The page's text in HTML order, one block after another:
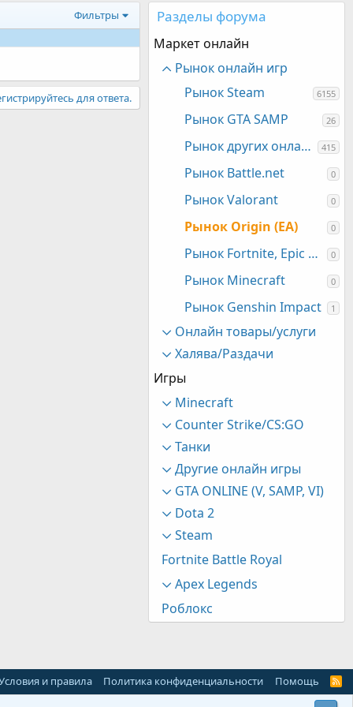
Фильтры
для ответа.
Разделы форума
Маркет онлайн
Рынок онлайн игр
Рынок Steam
6155
Рынок GTA SAMP 26
Рынок других онлайн игр 415
Рынок Battle.net 0
Рынок Valorant 0
Рынок Origin (EA) 0
Рынок Fortnite, Epic games 0
Рынок Minecraft 0
Рынок Genshin Impact 1
Онлайн товары/услуги
Халява/Раздачи
Игры
Minecraft
Counter Strike/CS:GO
Танки
Другие онлайн игры
GTA ONLINE (V, SAMP, VI)
Dota 2
Steam
Fortnite Battle Royal
Apex Legends
Роблокс
и правила Политика конфиденциальности Помощь
R